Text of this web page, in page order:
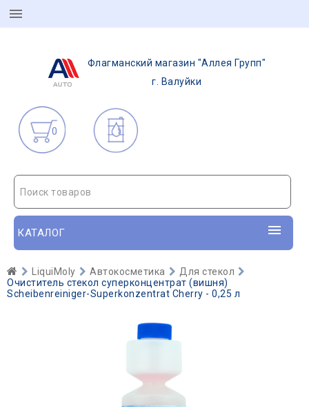
Флагманский магазин "Аллея Групп"
г. Валуйки
0
Поиск товаров
КАТАЛОГ
LiquiMoly Автокосметика
Для стекол
Очиститель стекол суперконцентрат (вишня)
Scheibenreiniger-Superkonzentrat Cherry - 0,25 л